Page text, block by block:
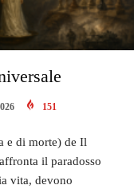
151
e di morte) de Il
il paradosso
vita, devono